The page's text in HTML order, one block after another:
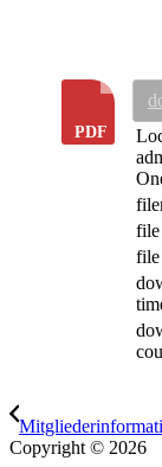
file
file
Copyright © 2026